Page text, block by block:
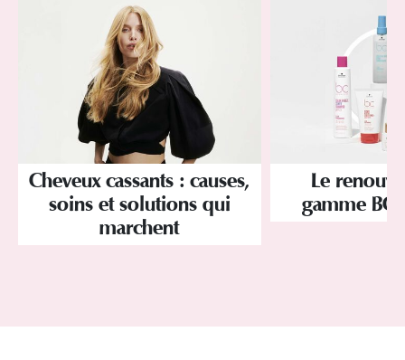
Cheveux cassants : causes,
soins et solutions qui
marchent
Le
gamme BC